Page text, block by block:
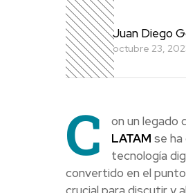
Juan Diego
octubre 23,
C on un legado
LATAM se
tecnología
convertido en el